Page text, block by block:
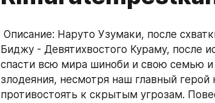
Биджу - Девятихвостого Кураму, после
спасти всю мира шиноби и свою семью и
злодеяния, несмотря наш главный
противостоять к скрытым угрозам.